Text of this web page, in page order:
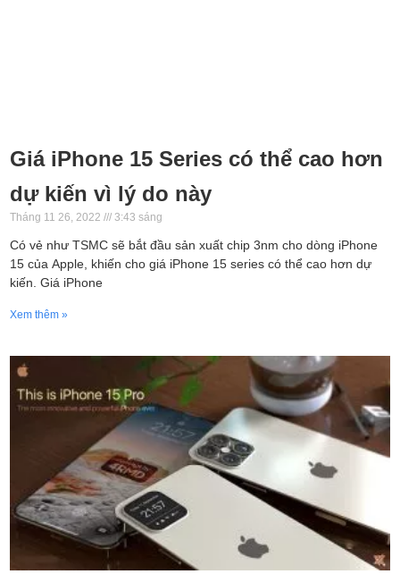
Giá iPhone 15 Series có thể cao hơn
dự kiến vì lý do này
Tháng 11 26, 2022 3:43 sáng
Có vẻ như TSMC sẽ bắt đầu sản xuất chip 3nm cho dòng iPhone
15 của Apple, khiến cho giá iPhone 15 series có thể cao hơn dự
kiến. Giá iPhone
Xem thêm »